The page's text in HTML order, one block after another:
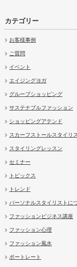
カテゴリー
お客様事例
ご質問
イベント
エイジングヨガ
グループショッピング
サステナブルファッション
ショッピングアテンド
スカーフストールスタイリ
スタイリングレッスン
セミナー
トピックス
トレンド
パーソナルスタイリストに
ファッションビジネス講座
ファッション心理
ファッション風水
ポートレート